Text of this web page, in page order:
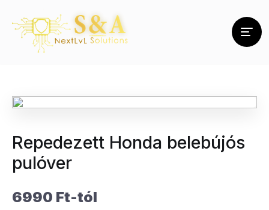
Repedezett Honda belebújós
pulóver
6990 Ft-tól